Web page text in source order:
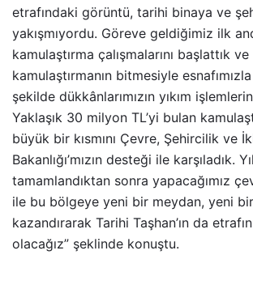
etrafındaki görüntü, tarihi binaya ve
yakışmıyordu. Göreve geldiğimiz ilk
kamulaştırma çalışmalarını başlattık ve
kamulaştırmanın bitmesiyle
şekilde dükkânlarımızın yıkım
Yaklaşık 30 milyon TL’yi bulan
büyük bir kısmını Çevre, Şehircilik ve
Bakanlığı’mızın desteği ile karşıladık.
tamamlandıktan sonra yapacağımız
ile bu bölgeye yeni bir meydan, yeni bir
kazandırarak Tarihi Taşhan’ın da
olacağız” şeklinde konuştu.